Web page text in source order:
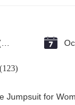
Jumpsuit for